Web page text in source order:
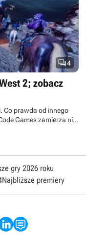
4
2; zobacz
Co prawda od innego
Games zamierza nie
oczekiwania jej
gry 2026 roku
Najbliższe premiery